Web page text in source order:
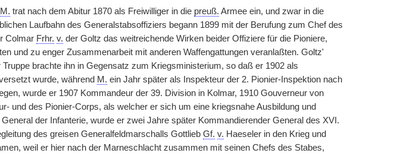
M. trat nach dem Abitur 1870 als Freiwilliger in die preuß. Armee ein, und zwar in die
Laufbahn des Generalstabsoffiziers begann 1899 mit der Berufung zum Chef des
Colmar Frhr. v. der Goltz das weitreichende Wirken beider Offiziere für die Pioniere,
und zu enger Zusammenarbeit mit anderen Waffengattungen veranlaßten. Goltz'
brachte ihn in Gegensatz zum Kriegsministerium, so daß er 1902 als
wurde, während M. ein Jahr später als Inspekteur der 2. Pionier-Inspektion nach
wurde er 1907 Kommandeur der 39. Division in Kolmar, 1910 Gouverneur von
und des Pionier-Corps, als welcher er sich um eine kriegsnahe Ausbildung und
der Infanterie, wurde er zwei Jahre später Kommandierender General des XVI.
des greisen Generalfeldmarschalls Gottlieb Gf. v. Haeseler in den Krieg und
weil er hier nach der Marneschlacht zusammen mit seinen Chefs des Stabes,